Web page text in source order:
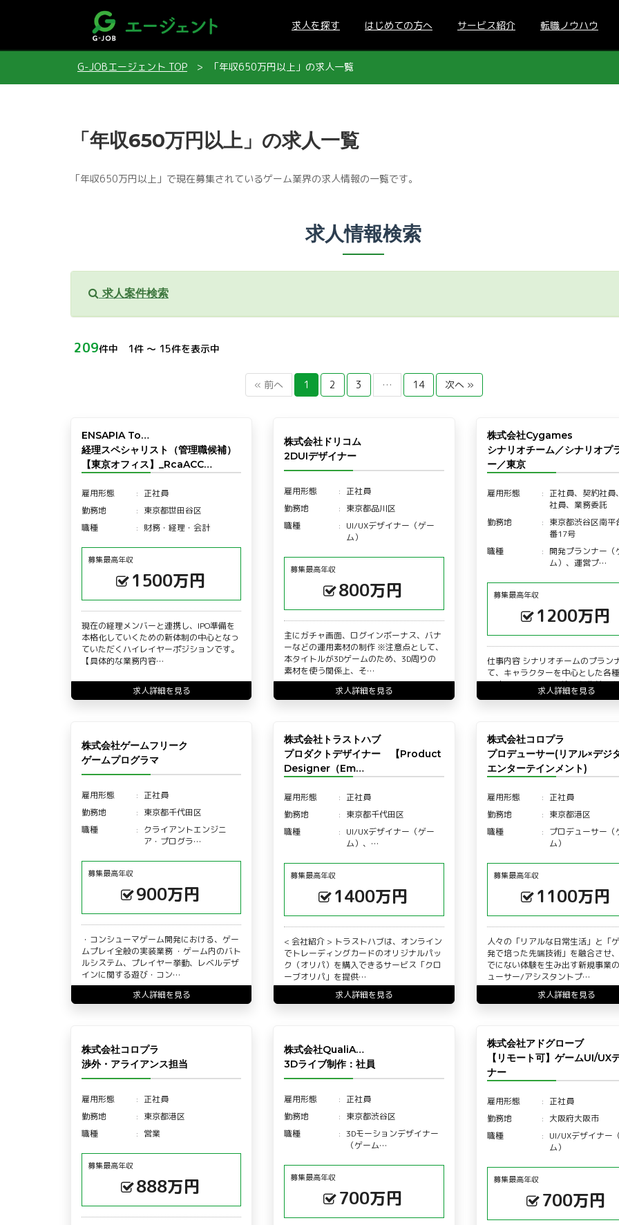
求人を探す はじめての方へ サービス紹介 転職ノウハウ
G-JOBエージェント TOP 「年収650万円以上」の求人一覧
「年収650万円以上」の求人一覧
「年収650万円以上」で現在募集されているゲーム業界の求人情報の一覧です。
求人情報検索
求人案件検索
209件中 1件 〜 15件を表示中
« 前へ 1 2 3 … 14 次へ »
ENSAPIA To…
経理スペシャリスト（管理職候補）
【東京オフィス】_RcaACC…
雇用形態
正社員
勤務地
東京都世田谷区
職種
財務・経理・会計
募集最高年収
1500万円
現在の経理メンバーと連携し、IPO準備を
本格化していくための新体制の中心となっ
ていただくハイレイヤーポジションです。
【具体的な業務内容…
求人詳細を見る
株式会社ドリコム
2DUIデザイナー
雇用形態
正社員
勤務地
東京都品川区
職種
UI/UXデザイナー（ゲー
ム）
募集最高年収
800万円
主にガチャ画面、ログインボーナス、バナ
ーなどの運用素材の制作 ※注意点として、
本タイトルが3Dゲームのため、3D周りの
素材を使う関係上、そ…
求人詳細を見る
株式会社Cygames
シナリオチーム／シナリオプ
ー／東京
雇用形態
正社員、契約社員
社員、業務委託
勤務地
東京都渋谷区南平
番17号
職種
開発プランナー（
ム）、運営プ…
募集最高年収
1200万円
仕事内容 シナリオチームのプラン
て、キャラクターを中心とした各
関連のリソースの発注・制作管理
ただきます。 発注・…
求人詳細を見る
株式会社ゲームフリーク
ゲームプログラマ
雇用形態
正社員
勤務地
東京都千代田区
職種
クライアントエンジニ
ア・プログラ…
募集最高年収
900万円
・コンシューマゲーム開発における、ゲー
ムプレイ全般の実装業務 ・ゲーム内のバト
ルシステム、プレイヤー挙動、レベルデザ
インに関する遊び・コン…
求人詳細を見る
株式会社トラストハブ
プロダクトデザイナー 【Product
Designer（Em…
雇用形態
正社員
勤務地
東京都千代田区
職種
UI/UXデザイナー（ゲー
ム）、…
募集最高年収
1400万円
< 会社紹介 > トラストハブは、オンライン
でトレーディングカードのオリジナルパッ
ク（オリパ）を購入できるサービス「クロ
ーブオリパ」を提供…
求人詳細を見る
株式会社コロプラ
プロデューサー(リアル×デジ
エンターテインメント)
雇用形態
正社員
勤務地
東京都港区
職種
プロデューサー（
ム）
募集最高年収
1100万円
人々の「リアルな日常生活」と「
発で培った先端技術」を融合させ
でにない体験を生み出す新規事業
ューサー/アシスタントプ…
求人詳細を見る
株式会社コロプラ
渉外・アライアンス担当
雇用形態
正社員
勤務地
東京都港区
職種
営業
募集最高年収
888万円
株式会社QualiA…
3Dライブ制作：社員
雇用形態
正社員
勤務地
東京都渋谷区
職種
3Dモーションデザイナー
（ゲーム…
募集最高年収
700万円
株式会社アドグローブ
【リモート可】ゲームUI/UX
ナー
雇用形態
正社員
勤務地
大阪府大阪市
職種
UI/UXデザイナー
ム）
募集最高年収
700万円